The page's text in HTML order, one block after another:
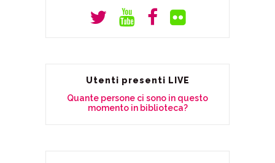
Utenti presenti LIVE
Quante persone ci sono in questo
momento in biblioteca?